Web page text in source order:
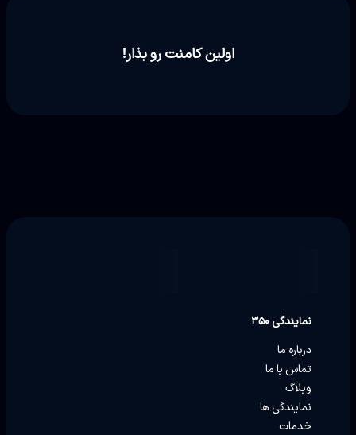
اولین کامنت رو بذار!
نمایندگی ۳۵۰
درباره ما
تماس با ما
وبلاگ
نمایندگی ها
خدمات